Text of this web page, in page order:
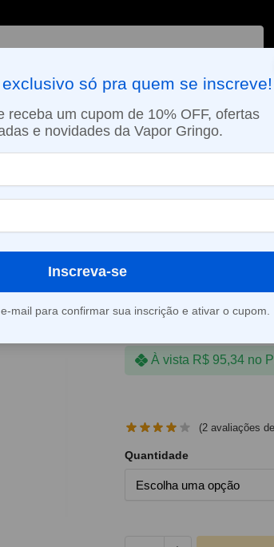
ERVAS E-LIQUÍDOS NICOTINA ORAL
(SEG A SEX): PEDIDOS APROVADOS ATÉ
Pod
6mL – Coil
Smok
Em até 4x de R$25,00
À vista R$ 95,34 no
(2 avaliações
Quantidade
só pra quem se inscreve!
receba um cupom de 10% OFF, ofertas
e novidades da Vapor Gringo.
Inscreva-se
mail para confirmar sua inscrição e ativar o cupom.